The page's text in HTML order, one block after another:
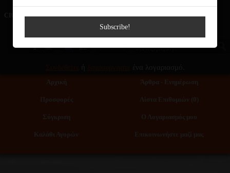
NEO
€ £ $
Αρχική Άρθρα - Ενημέρωση
Προσφορές Λίστα Επιθυμιών (0)
Σύγκριση Ο Λογαριασμός μου
Καλάθι Αγορών Επικοινωνήστε μαζί μας
Subscribe!